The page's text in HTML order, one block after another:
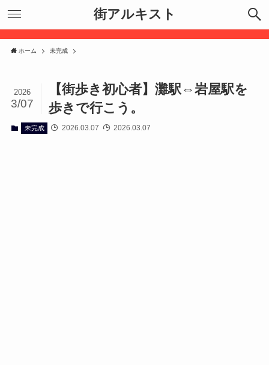
街アルキスト
ホーム 未完成
【街歩き初心者】灘駅⇔岩屋駅を
歩きで行こう。
2026
3/07
未完成 2026.03.07 2026.03.07